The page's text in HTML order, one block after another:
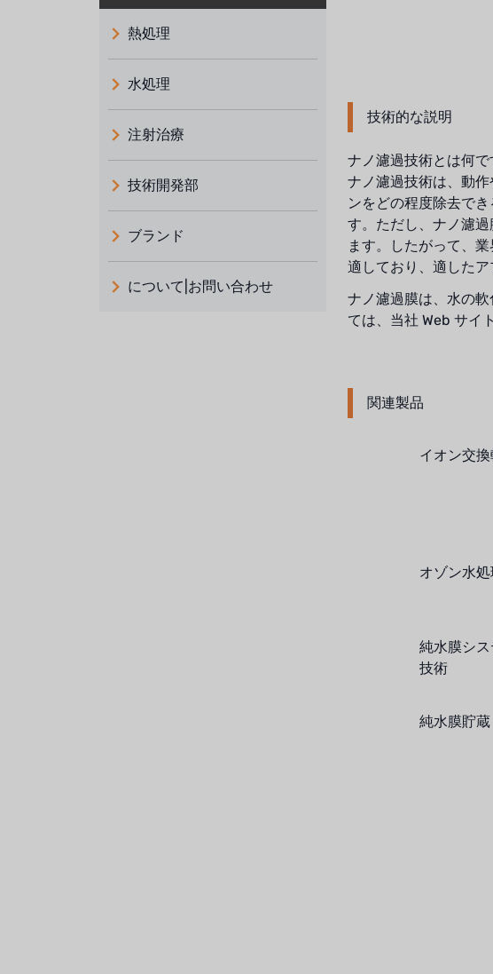
熱処理
水処理
注射治療
技術開発部
ブランド
義大利 ATLAS
について|お問い合わせ
技術的な説明
ナノ濾過技術とは何で
ナノ濾過技術は、動
ンをどの程度除去で
す。ただし、ナノ濾
ます。したがって、
適しており、適した
ナノ濾過膜は、水の
ては、当社 Web サイ
関連製品
イオン交
オゾン水
純水膜シス
技術
純水膜貯